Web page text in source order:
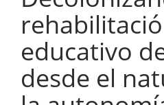
educativo
desde el